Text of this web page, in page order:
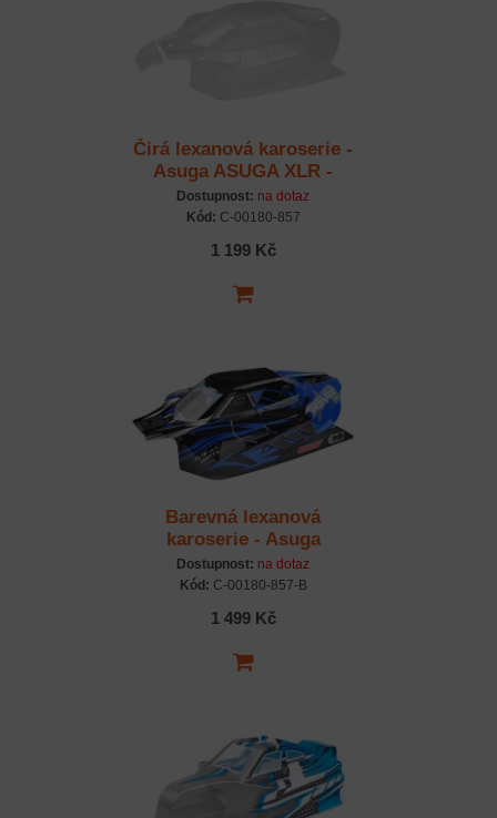
Čirá lexanová karoserie -
Asuga ASUGA XLR -
předříznutá - 1 ks.
Dostupnost: na dotaz
Kód: C-00180-857
1 199 Kč
Barevná lexanová
karoserie - Asuga
ASUGA XLR -
předříznutá - modrá - 1
Dostupnost: na dotaz
Kód: C-00180-857-B
1 499 Kč